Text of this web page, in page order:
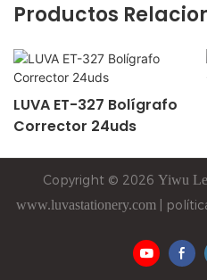
Productos
LUVA ET-327 Bolígrafo
Corrector 24uds
Copyright © 2026 Yiwu
www.luvastationery.com